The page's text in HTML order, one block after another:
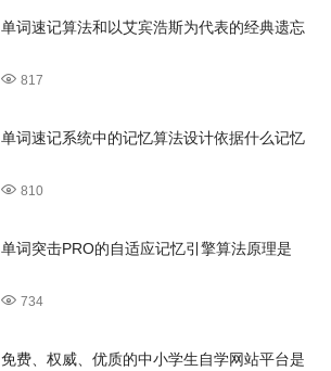
单词速记算法和以艾宾浩斯为代表的经典遗忘
817
单词速记系统中的记忆算法设计依据什么记忆
810
单词突击PRO的自适应记忆引擎算法原理是
734
免费、权威、优质的中小学生自学网站平台是